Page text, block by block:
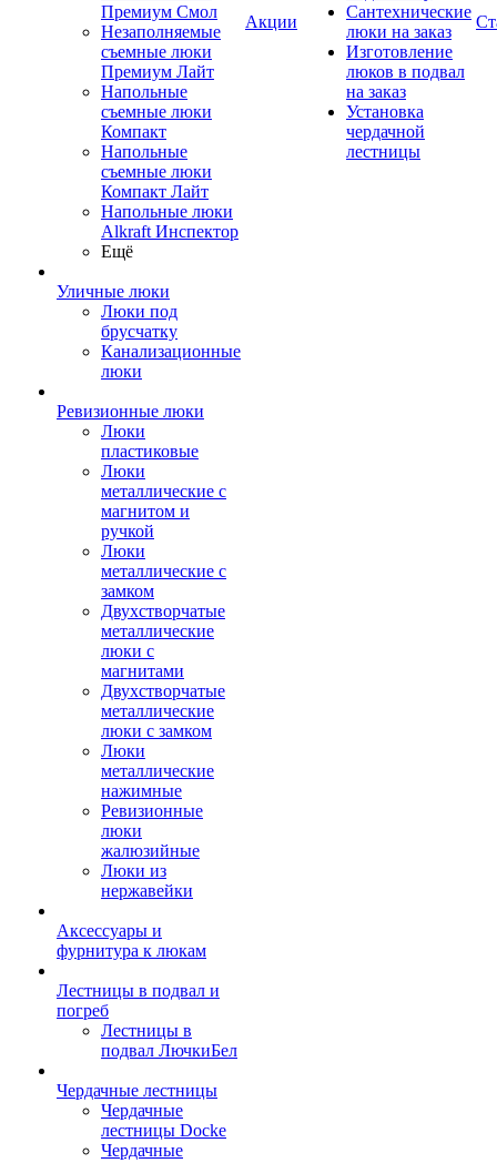
Премиум Смол
Незаполняемые
съемные люки
Премиум Лайт
Напольные
съемные люки
Компакт
Напольные
съемные люки
Компакт Лайт
Напольные люки
Alkraft Инспектор
Ещё
Уличные люки
Люки под
брусчатку
Канализационные
люки
Ревизионные люки
Люки
пластиковые
Люки
металлические с
магнитом и
ручкой
Люки
металлические с
замком
Двухстворчатые
металлические
люки с
магнитами
Двухстворчатые
металлические
люки с замком
Люки
металлические
нажимные
Ревизионные
люки
жалюзийные
Люки из
нержавейки
Аксессуары и
фурнитура к люкам
Лестницы в подвал и
погреб
Лестницы в
подвал ЛючкиБел
Чердачные лестницы
Чердачные
лестницы Docke
Чердачные
Акции
Сантехнические
люки на заказ
Изготовление
люков в подвал
на заказ
Установка
чердачной
лестницы